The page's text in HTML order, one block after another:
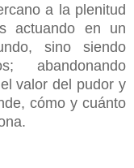
a la plenitud
actuando en un
sino siendo
abandonando
valor del pudor y
cómo y cuánto